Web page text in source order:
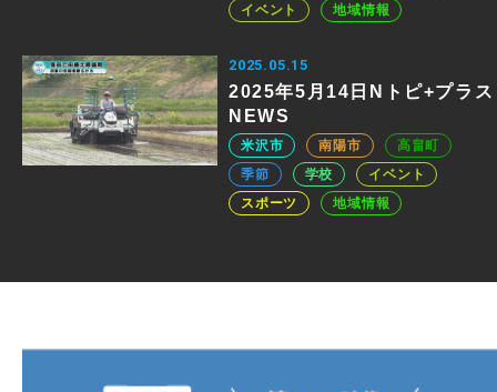
イベント
地域情報
2025.05.15
2025年5月14日Nトピ+プラス
NEWS
米沢市 南陽市
高畠町
季節
学校
イベント
スポーツ
地域情報